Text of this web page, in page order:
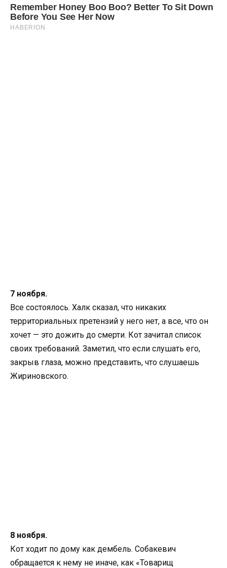
7 ноября.
Все состоялось. Халк сказал, что никаких
территориальных претензий у него нет, а все, что он
хочет — это дожить до смерти. Кот зачитал список
своих требований. Заметил, что если слушать его,
закрыв глаза, можно представить, что слушаешь
Жириновского.
8 ноября.
Кот ходит по дому как дембель. Собакевич
обращается к нему не иначе, как «Товарищ